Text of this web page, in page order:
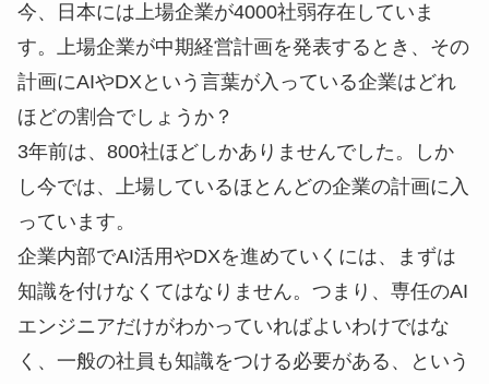
今、日本には上場企業が4000社弱存在していま
す。上場企業が中期経営計画を発表するとき、その
計画にAIやDXという言葉が入っている企業はどれ
ほどの割合でしょうか？
3年前は、800社ほどしかありませんでした。しか
し今では、上場しているほとんどの企業の計画に入
っています。
企業内部でAI活用やDXを進めていくには、まずは
知識を付けなくてはなりません。つまり、専任のAI
エンジニアだけがわかっていればよいわけではな
く、一般の社員も知識をつける必要がある、という